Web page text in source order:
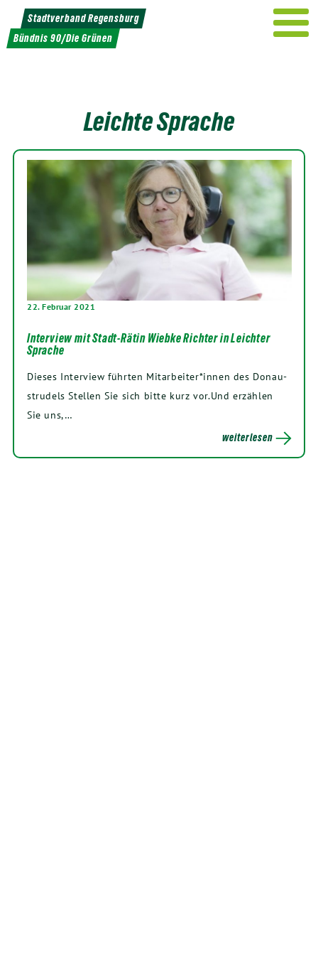
Weiter
zum
Inhalt
Stadtverband Regensburg
Bündnis 90/Die Grünen
Leichte Sprache
22. Februar 2021
Interview mit Stadt-Rätin Wiebke Richter in Leichter
Sprache
Die­ses Inter­view führ­ten Mitarbeiter*innen des Donau­
stru­dels Stel­len Sie sich bit­te kurz vor.Und erzäh­len
Sie uns,…
weiterlesen